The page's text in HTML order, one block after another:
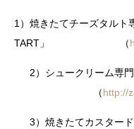
1）焼きたてチーズタルト
TART」 （
2）シュークリーム専門
（http://
3）焼きたてカスタード